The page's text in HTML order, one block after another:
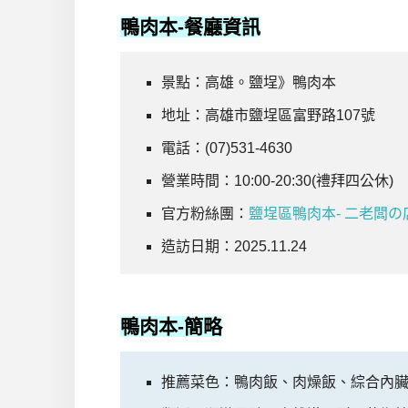
鴨肉本-餐廳資訊
景點：高雄。鹽埕》鴨肉本
地址：高雄市鹽埕區富野路107號
電話：(07)531-4630
營業時間：10:00-20:30(禮拜四公休)
官方粉絲團： 鹽埕區鴨肉本- 二老闆の
造訪日期：2025.11.24
鴨肉本-簡略
推薦菜色：鴨肉飯、肉燥飯、綜合內